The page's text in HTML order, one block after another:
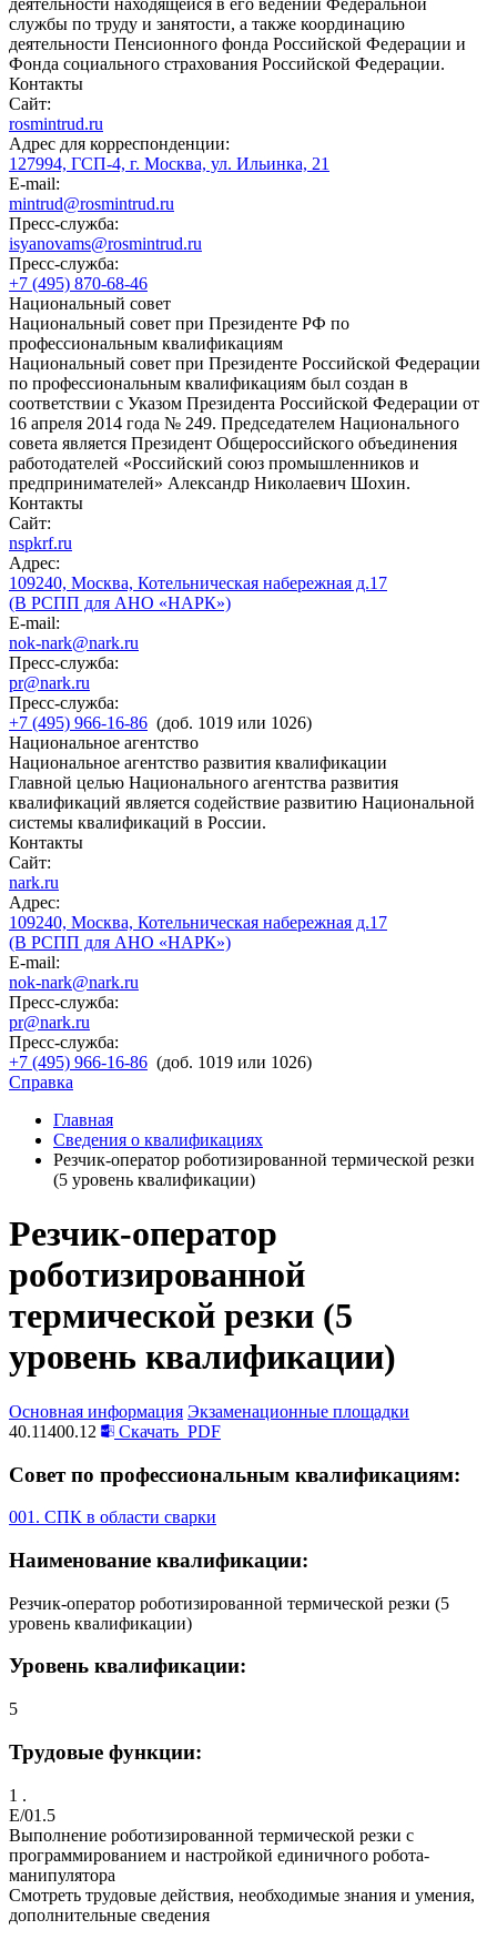
деятельности находящейся в его ведении Федеральной
службы по труду и занятости, а также координацию
деятельности Пенсионного фонда Российской Федерации и
Фонда социального страхования Российской Федерации.
Контакты
Сайт:
rosmintrud.ru
Адрес для корреспонденции:
127994, ГСП-4, г. Москва, ул. Ильинка, 21
E-mail:
mintrud@rosmintrud.ru
Пресс-служба:
isyanovams@rosmintrud.ru
Пресс-служба:
+7 (495) 870-68-46
Национальный совет
Национальный совет при Президенте РФ по
профессиональным квалификациям
Национальный совет при Президенте Российской Федерации
по профессиональным квалификациям был создан в
соответствии с Указом Президента Российской Федерации от
16 апреля 2014 года № 249. Председателем Национального
совета является Президент Общероссийского объединения
работодателей «Российский союз промышленников и
предпринимателей» Александр Николаевич Шохин.
Контакты
Сайт:
nspkrf.ru
Адрес:
109240, Москва, Котельническая набережная д.17
(В РСПП для АНО «НАРК»)
E-mail:
nok-nark@nark.ru
Пресс-служба:
pr@nark.ru
Пресс-служба:
+7 (495) 966-16-86 (доб. 1019 или 1026)
Национальное агентство
Национальное агентство развития квалификации
Главной целью Национального агентства развития
квалификаций является содействие развитию Национальной
системы квалификаций в России.
Контакты
Сайт:
nark.ru
Адрес:
109240, Москва, Котельническая набережная д.17
(В РСПП для АНО «НАРК»)
E-mail:
nok-nark@nark.ru
Пресс-служба:
pr@nark.ru
Пресс-служба:
+7 (495) 966-16-86 (доб. 1019 или 1026)
Справка
Главная
Сведения о квалификациях
Резчик-оператор роботизированной термической резки
(5 уровень квалификации)
Резчик-оператор
роботизированной
термической резки (5
уровень квалификации)
Основная информация Экзаменационные площадки
40.11400.12
Скачать PDF
Совет по профессиональным квалификациям:
001. СПК в области сварки
Наименование квалификации:
Резчик-оператор роботизированной термической резки (5
уровень квалификации)
Уровень квалификации:
5
Трудовые функции:
1 .
E/01.5
Выполнение роботизированной термической резки с
программированием и настройкой единичного робота-
манипулятора
Смотреть трудовые действия, необходимые знания и умения,
дополнительные сведения